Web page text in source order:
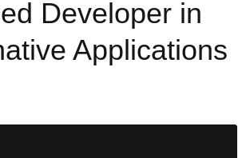
Developer in
Applications